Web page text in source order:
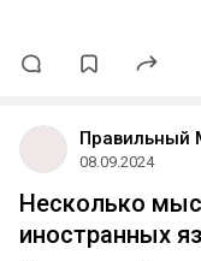
Правильный
08.09.2024
Несколько
иностранных